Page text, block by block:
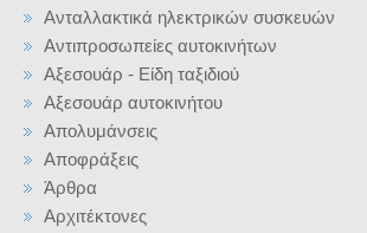
Ανταλλακτικά ηλεκτρικών συσκευών
Αντιπροσωπείες αυτοκινήτων
Αξεσουάρ - Είδη ταξιδιού
Αξεσουάρ αυτοκινήτου
Απολυμάνσεις
Αποφράξεις
Άρθρα
Αρχιτέκτονες